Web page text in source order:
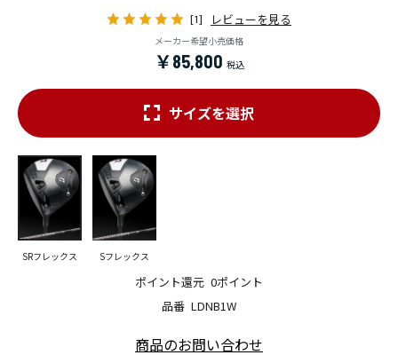
[1] レビューを見る
メーカー希望小売価格
￥85,800
品番 LDNB1W
ポイント還元 0ポイント
サイズを選択
SRフレックス Sフレックス
商品のお問い合わせ